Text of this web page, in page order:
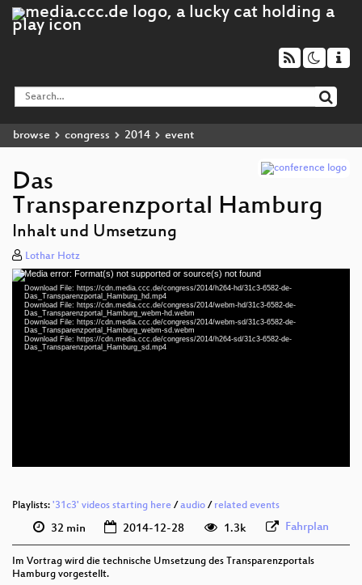
browse congress 2014 event
Das
Transparenzportal Hamburg
Inhalt und Umsetzung
Lothar Hotz
Video
Player
Media error: Format(s) not supported or source(s) not found
Download File: https://cdn.media.ccc.de/congress/2014/h264-hd/31c3-6582-de-
Das_Transparenzportal_Hamburg_hd.mp4
Download File: https://cdn.media.ccc.de/congress/2014/webm-hd/31c3-6582-de-
Das_Transparenzportal_Hamburg_webm-hd.webm
Download File: https://cdn.media.ccc.de/congress/2014/webm-sd/31c3-6582-de-
Das_Transparenzportal_Hamburg_webm-sd.webm
Download File: https://cdn.media.ccc.de/congress/2014/h264-sd/31c3-6582-de-
Das_Transparenzportal_Hamburg_sd.mp4
deu (todo)
Playlists: '31c3' videos starting here /audio / related events
32 min 2014-12-28 1.3k Fahrplan
Im Vortrag wird die technische Umsetzung des Transparenzportals
Hamburg vorgestellt.